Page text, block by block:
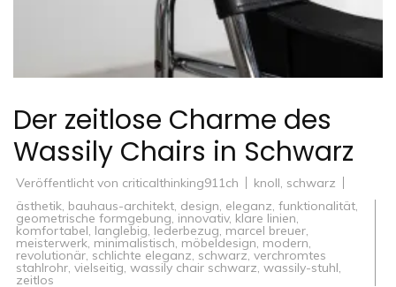
Der zeitlose Charme des
Wassily Chairs in Schwarz
Veröffentlicht von criticalthinking911ch knoll, schwarz
ästhetik, bauhaus-architekt, design, eleganz, funktionalität,
geometrische formgebung, innovativ, klare linien,
komfortabel, langlebig, lederbezug, marcel breuer,
meisterwerk, minimalistisch, möbeldesign, modern,
revolutionär, schlichte eleganz, schwarz, verchromtes
stahlrohr, vielseitig, wassily chair schwarz, wassily-stuhl,
zeitlos